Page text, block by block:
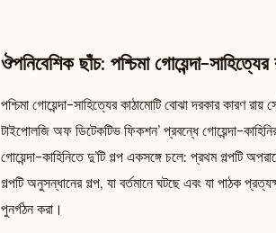
ঔপনিবেশিক ছাঁচ: পশ্চিমা গোয়েন্দা-সাহিত্যের
পশ্চিমা গোয়েন্দা-সাহিত্যের কাঠামোটি বোঝা দরকার কারণ
টাইপোলজি অফ ডিটেকটিভ ফিকশন’ প্রবন্ধে গোয়েন্দা-
গোয়েন্দা-কাহিনিতে দু’টি গল্প একসঙ্গে চলে: প্রথম গল্পটি
গল্পটি অনুসন্ধানের গল্প, যা বর্তমানে ঘটছে এবং যা পাঠক
পুনর্গঠন করা।